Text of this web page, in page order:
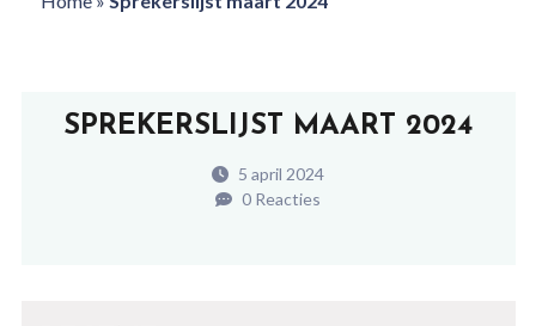
SPREKERSLIJST MAART 2024
5 april 2024
0 Reacties